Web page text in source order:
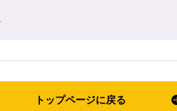
トップページに戻る